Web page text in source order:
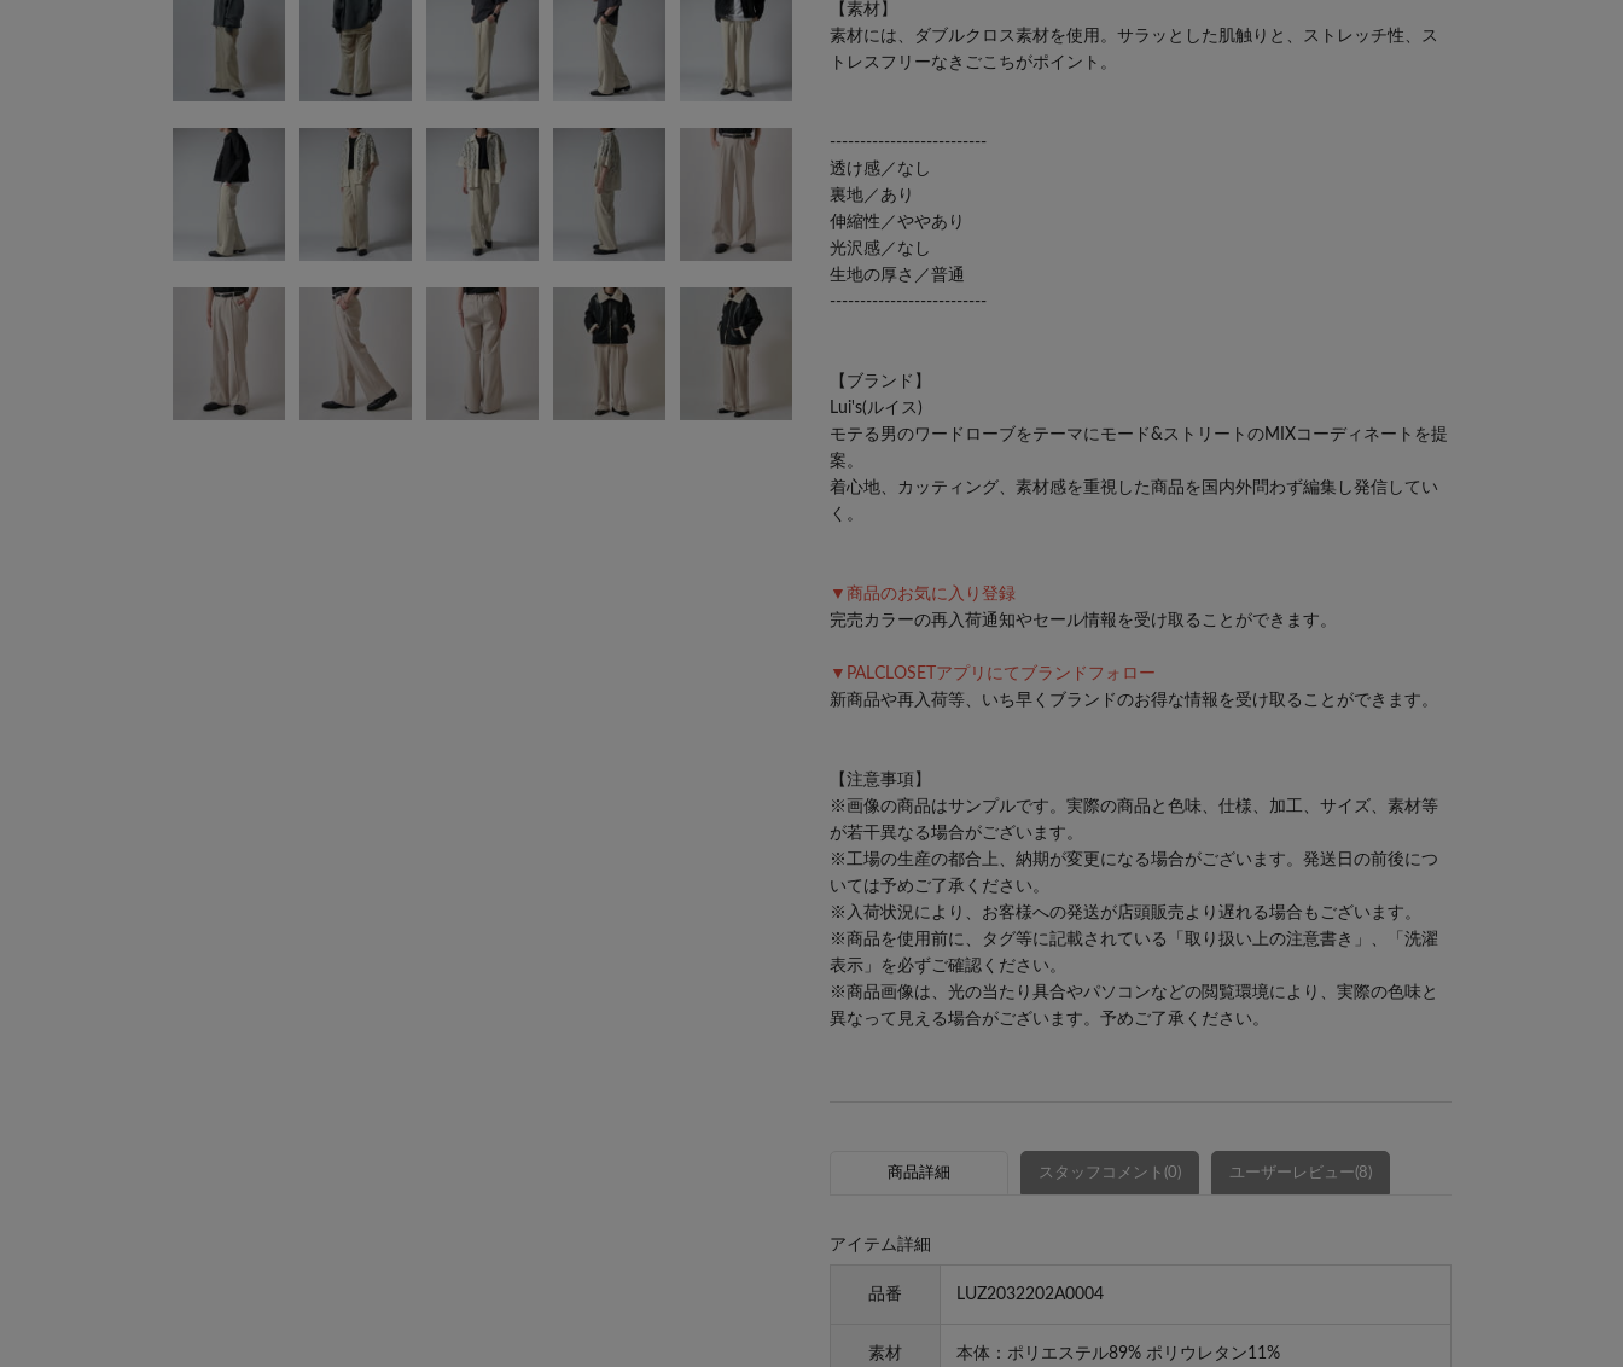
【素材】
素材には、ダブルクロス素材を使用。サラッとした肌触りと、ストレッチ性、ス
トレスフリーなきごこちがポイント。
--------------------------
透け感／なし
裏地／あり
伸縮性／ややあり
光沢感／なし
生地の厚さ／普通
--------------------------
【ブランド】
Lui's(ルイス)
モテる男のワードローブをテーマにモード&ストリートのMIXコーディネートを提
案。
着心地、カッティング、素材感を重視した商品を国内外問わず編集し発信してい
く。
▼商品のお気に入り登録
完売カラーの再入荷通知やセール情報を受け取ることができます。
▼PALCLOSETアプリにてブランドフォロー
新商品や再入荷等、いち早くブランドのお得な情報を受け取ることができます。
【注意事項】
※画像の商品はサンプルです。実際の商品と色味、仕様、加工、サイズ、素材等
が若干異なる場合がございます。
※工場の生産の都合上、納期が変更になる場合がございます。発送日の前後につ
いては予めご了承ください。
※入荷状況により、お客様への発送が店頭販売より遅れる場合もございます。
※商品を使用前に、タグ等に記載されている「取り扱い上の注意書き」、「洗濯
表示」を必ずご確認ください。
※商品画像は、光の当たり具合やパソコンなどの閲覧環境により、実際の色味と
異なって見える場合がございます。予めご了承ください。
商品詳細 スタッフコメント(0) ユーザーレビュー(8)
アイテム詳細
品番 LUZ2032202A0004
素材 本体：ポリエステル89% ポリウレタン11%